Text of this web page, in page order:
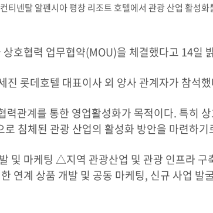
넨탈 알펜시아 평창 리조트 호텔에서 관광 산업 활성
호협력 업무협약(MOU)을 체결했다고 14일
롯데호텔 대표이사 외 양사 관계자가 참석
관계를 통한 영업활성화가 목적이다. 특히
침체된 관광 산업의 활성화 방안을 마련하기
및 마케팅 △지역 관광산업 및 관광 인프라
연계 상품 개발 및 공동 마케팅, 신규 사업 발